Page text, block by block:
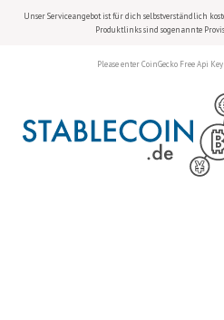
Unser Serviceangebot ist für dich selbstverständlich
Produktlinks sind sogenannte
Please enter CoinGecko Free Api